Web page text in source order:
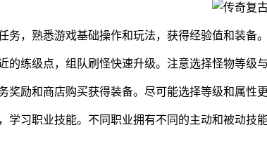
务，熟悉游戏基础操作和玩法，获得经验值和装备。
的练级点，组队刷怪快速升级。注意选择怪物等级
奖励和商店购买获得装备。尽可能选择等级和属性
学习职业技能。不同职业拥有不同的主动和被动技